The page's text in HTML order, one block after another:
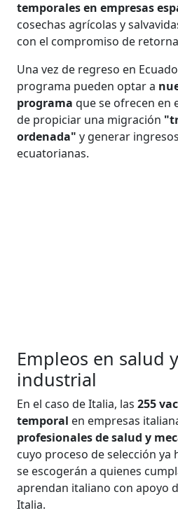
temporales en empresas
cosechas agrícolas y
con el compromiso de
Una vez de regreso en
programa pueden optar a
programaque se ofrecen en
de propiciar una migración
ordenada"y generar
ecuatorianas.
Empleos en salud
industrial
En el caso de Italia, las 255
temporal en empresas
profesionales de salud y
cuyo proceso de selección ya
se escogerán a quienes
aprendan italiano con apoyo
Italia.